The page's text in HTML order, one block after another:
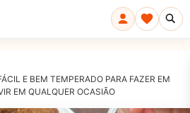
E BEM TEMPERADO PARA FAZER EM
EM QUALQUER OCASIÃO